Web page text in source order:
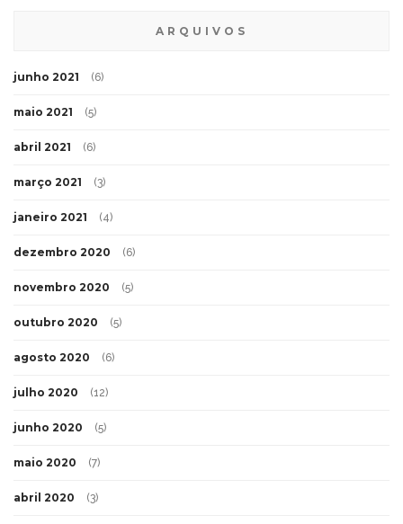
ARQUIVOS
junho 2021 (6)
maio 2021 (5)
abril 2021 (6)
março 2021 (3)
janeiro 2021 (4)
dezembro 2020 (6)
novembro 2020 (5)
outubro 2020 (5)
agosto 2020 (6)
julho 2020 (12)
junho 2020 (5)
maio 2020 (7)
abril 2020 (3)